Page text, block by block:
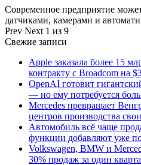
Современное предприятие
датчиками, камерами и
Prev Next 1 из 9
Свежие записи
Apple заказала более 15
контракту с Broadcom на
OpenAI готовит
— но ему потребуется
Mercedes превращает
центров производства
Автомобиль всё чаще
функции добавляют уже
Volkswagen, BMW и
30% продаж за один